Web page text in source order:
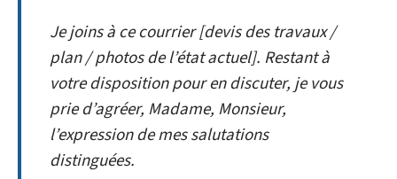
Je joins à ce courrier [devis des travaux /
plan / photos de l’état actuel]. Restant à
votre disposition pour en discuter, je vous
prie d’agréer, Madame, Monsieur,
l’expression de mes salutations
distinguées.